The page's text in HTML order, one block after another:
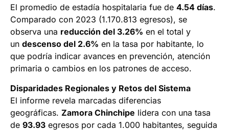
El promedio de estadía hospitalaria fue de 4.54 días.
Comparado con 2023 (1.170.813 egresos), se
observa una reducción del 3.26% en el total y
un descenso del 2.6% en la tasa por habitante, lo
que podría indicar avances en prevención, atención
primaria o cambios en los patrones de acceso.
Disparidades Regionales y Retos del Sistema
El informe revela marcadas diferencias
geográficas. Zamora Chinchipe lidera con una tasa
de 93.93 egresos por cada 1.000 habitantes, seguida